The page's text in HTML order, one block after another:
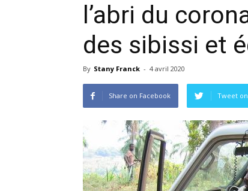
l’abri du
des sibissi et
By Stany Franck - 4 avril 2020
Share on Facebook Tweet